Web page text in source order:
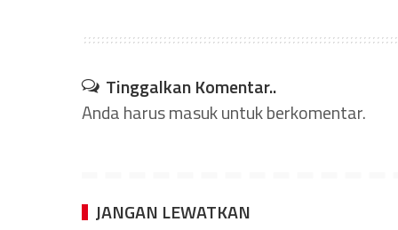
Tinggalkan Komentar..
Anda harusmasukuntuk berkomentar.
JANGAN LEWATKAN